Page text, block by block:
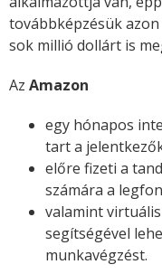
továbbképzésük
sok millió dollárt is
Az Amazon
egy hónapos
tart a
előre fizeti a
számára a
valamint
segítségével
munkavégzést.